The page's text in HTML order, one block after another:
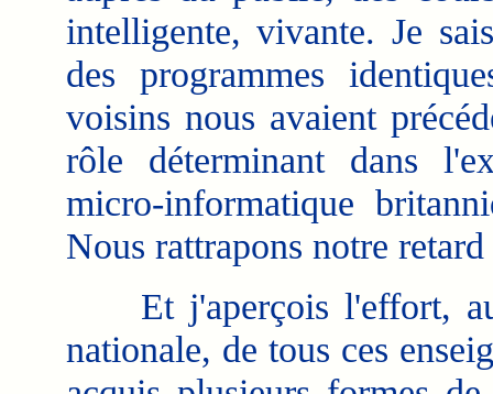
intelligente, vivante. Je
des programmes
voisins nous avaient
rôle déterminant dans
micro-informatique
Nous rattrapons notre
Et j'aperçois l'effort, au
nationale, de tous ces